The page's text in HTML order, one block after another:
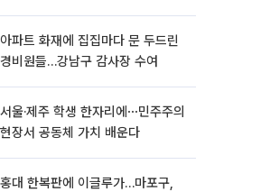
아파트 화재에 집집마다 문 두드린
경비원들…강남구 감사장 수여
서울·제주 학생 한자리에⋯민주주의
현장서 공동체 가치 배운다
홍대 한복판에 이글루가…마포구,